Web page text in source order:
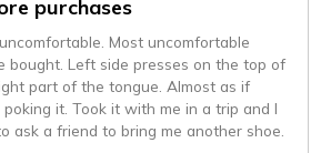
purchases
Most uncomfortable
bought. Left side presses on the top of
part of the tongue. Almost as if
it. Took it with me in a trip and I
ask a friend to bring me another shoe.